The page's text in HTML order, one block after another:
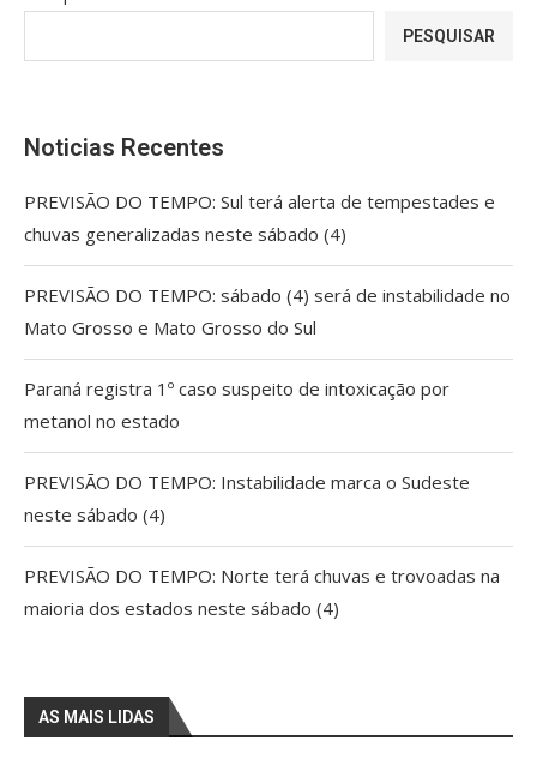
PESQUISAR
Noticias Recentes
PREVISÃO DO TEMPO: Sul terá alerta de tempestades e
chuvas generalizadas neste sábado (4)
PREVISÃO DO TEMPO: sábado (4) será de instabilidade no
Mato Grosso e Mato Grosso do Sul
Paraná registra 1º caso suspeito de intoxicação por
metanol no estado
PREVISÃO DO TEMPO: Instabilidade marca o Sudeste
neste sábado (4)
PREVISÃO DO TEMPO: Norte terá chuvas e trovoadas na
maioria dos estados neste sábado (4)
AS MAIS LIDAS